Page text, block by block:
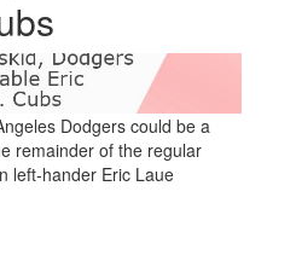
Dodgers could be a
remainder of the regular
left-hander Eric Laue